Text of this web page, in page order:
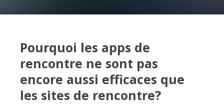
Pourquoi les apps de
rencontre ne sont pas
encore aussi efficaces que
les sites de rencontre?